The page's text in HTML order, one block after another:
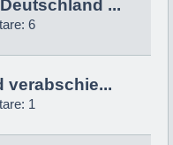
...
6
verabschie...
1